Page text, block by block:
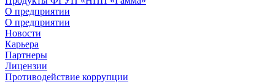
О предприятии
О предприятии
Новости
Карьера
Партнеры
Лицензии
Противодействие коррупции